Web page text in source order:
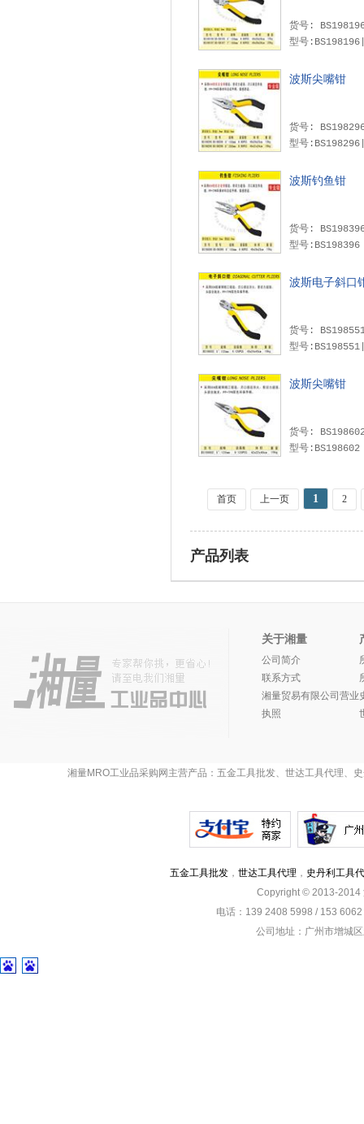
货号:
型号
波斯尖嘴钳
货号:
型号
波斯钓鱼钳
货号:
型号:BS198396
波斯电子斜口
货号:
型号
波斯尖嘴钳
货号:
型号:BS198602
首页 上一页 1 2
产品列表
关于湘量
公司简介
联系方式
湘量贸易有限公司营业
执照
湘量MRO工业品采购网主营产品：五金工具批发、世达工具代理、
五金工具批发 ， 世达工具代理 ， 史丹利工具
Copyright © 2013-2014
电话：139 2408 5998 / 153
公司地址：广州市增城